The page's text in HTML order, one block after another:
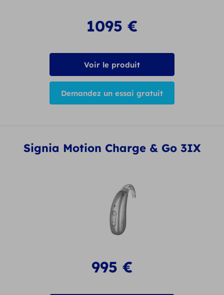
1095 €
Voir le produit
Demandez un essai gratuit
Signia Motion Charge & Go 3IX
995 €